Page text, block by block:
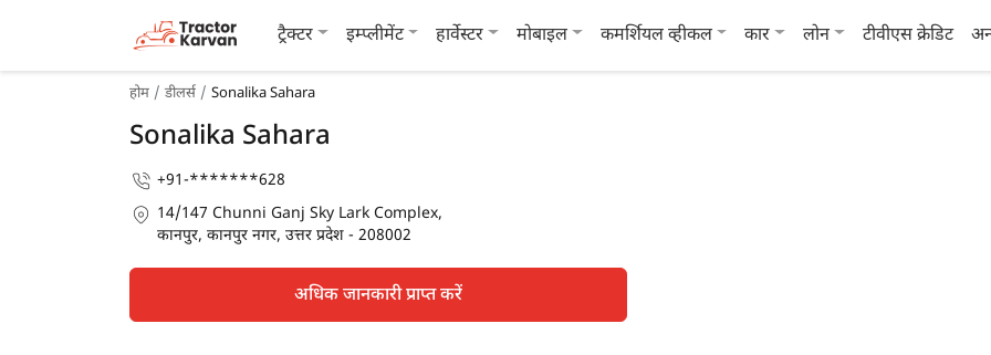
ट्रैक्टर इम्प्लीमेंट हार्वेस्टर मोबाइल कमर्शियल व्हीकल कार लोन टीवीएस क्रेडिट
होम डीलर्स Sonalika Sahara
Sonalika Sahara
+91-*******628
14/147 Chunni Ganj Sky Lark Complex,
कानपुर, कानपुर नगर, उत्तर प्रदेश - 208002
अधिक जानकारी प्राप्त करें